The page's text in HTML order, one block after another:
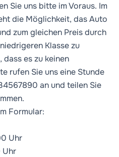
Sie uns bitte im Voraus. Im
die Möglichkeit, das Auto
zum gleichen Preis durch
Klasse zu
es zu keinen
rufen Sie uns eine Stunde
an und teilen Sie
Formular:
Uhr
Uhr